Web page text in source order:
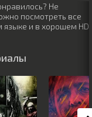
Не
посмотреть все
и в хорошем HD